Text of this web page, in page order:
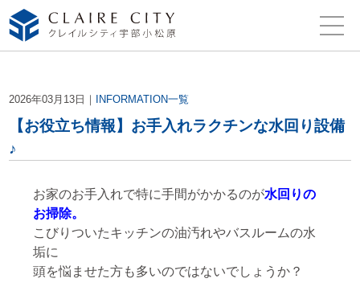
2026年03月13日｜ INFORMATION一覧
【お役立ち情報】お手入れラクチンな水回り設備
♪
お家のお手入れで特に手間がかかるのが水回りの
お掃除。
こびりついたキッチンの油汚れやバスルームの水
垢に
頭を悩ませた方も多いのではないでしょうか？